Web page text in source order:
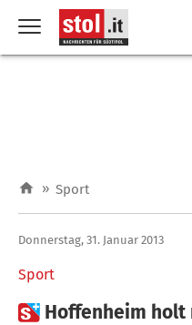
» Sport
Sport
Donnerstag, 31. Januar 2013
 Hoffenheim holt